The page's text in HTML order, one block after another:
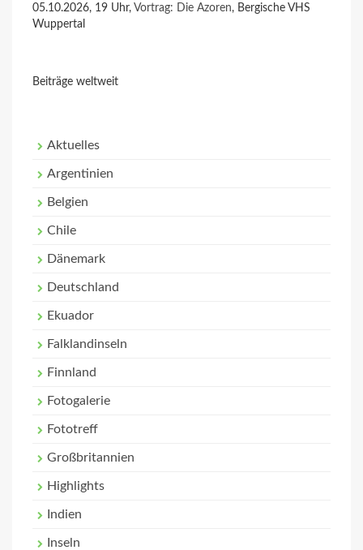
05.10.2026, 19 Uhr, Vortrag: Die Azoren, Bergische VHS
Wuppertal
Beiträge weltweit
Aktuelles
Argentinien
Belgien
Chile
Dänemark
Deutschland
Ekuador
Falklandinseln
Finnland
Fotogalerie
Fototreff
Großbritannien
Highlights
Indien
Inseln